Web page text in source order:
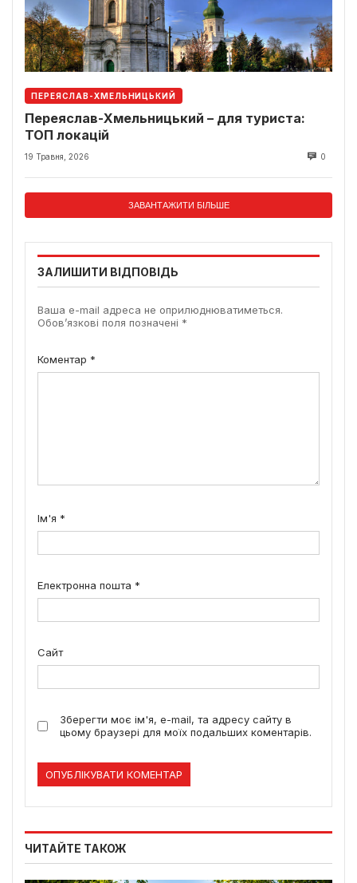
ПЕРЕЯСЛАВ-ХМЕЛЬНИЦЬКИЙ
Переяслав-Хмельницький – для туриста:
ТОП локацій
19 Травня, 2026 0
ЗАВАНТАЖИТИ БІЛЬШЕ
ЗАЛИШИТИ ВІДПОВІДЬ
Ваша e-mail адреса не оприлюднюватиметься.
Обов’язкові поля позначені *
Коментар *
Ім'я *
Електронна пошта *
Сайт
Зберегти моє ім'я, e-mail, та адресу сайту в
цьому браузері для моїх подальших коментарів.
ЧИТАЙТЕ ТАКОЖ